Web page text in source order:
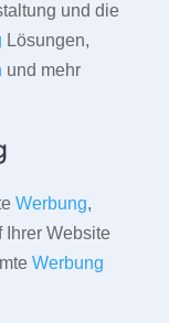
und die
Lösungen,
und mehr
Werbung,
Ihrer Website
Werbung